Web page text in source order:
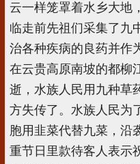
云一样笼罩着水乡大地
临走前先祖们采集了九
治各种疾病的良药并作
在云贵高原南坡的都柳
逝，水族人民用九种草
方失传了。水族人民为
胞用韭菜代替九菜，沿
重节日里款待客人表示